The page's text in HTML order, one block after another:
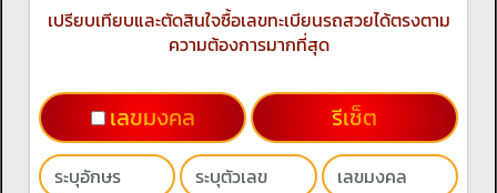
เปรียบเทียบและตัดสินใจซื้อเลขทะเบียนรถสวยได้ตรงตาม
ความต้องการมากที่สุด
เลขมงคล รีเช็ต